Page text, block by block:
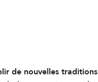
de nouvelles traditions